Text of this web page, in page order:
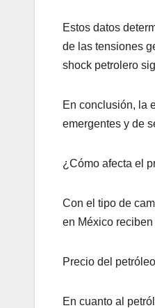
Estos datos
de las tensiones
shock petrolero
En conclusión, la
emergentes y de
¿Cómo afecta el
Con el tipo de
en México
Precio del
En cuanto al